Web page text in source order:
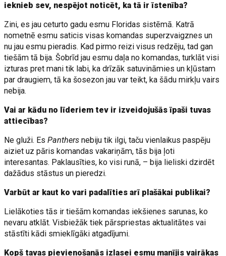
ieknieb sev, nespējot noticēt, ka tā ir īstenība?
Zini, es jau ceturto gadu esmu Floridas sistēmā. Katrā
nometnē esmu saticis visas komandas superzvaigznes un
nu jau esmu pieradis. Kad pirmo reizi visus redzēju, tad gan
tiešām tā bija. Šobrīd jau esmu daļa no komandas, turklāt visi
izturas pret mani tik labi, ka drīzāk satuvināmies un kļūstam
par draugiem, tā ka šosezon jau var teikt, ka šādu mirkļu vairs
nebija.
Vai ar kādu no līderiem tev ir izveidojušās īpaši tuvas
attiecības?
Ne gluži. EsPanthersnebiju tik ilgi, taču vienlaikus paspēju
aiziet uz pāris komandas vakariņām, tās bija ļoti
interesantas. Paklausīties, ko visi runā, – bija lieliski dzirdēt
dažādus stāstus un pieredzi.
Varbūt ar kaut ko vari padalīties arī plašākai publikai?
Lielākoties tās ir tiešām komandas iekšienes sarunas, ko
nevaru atklāt. Visbiežāk tiek pārspriestas aktualitātes vai
stāstīti kādi smieklīgāki atgadījumi.
Kopš tavas pievienošanās izlasei esmu manījis vairākas